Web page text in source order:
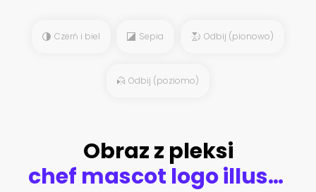
Czerń i biel Sepia Odbij (pionowo)
Odbij (poziomo)
Obraz z pleksi
chef mascot logo illustration